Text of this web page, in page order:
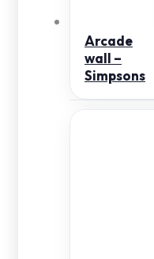
Arcade
wall –
Simpsons